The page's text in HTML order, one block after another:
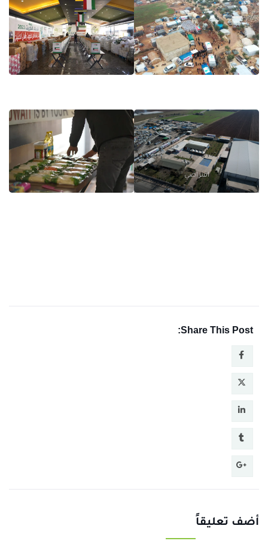
افتراضي
Share This Post:
أضف تعليقاً